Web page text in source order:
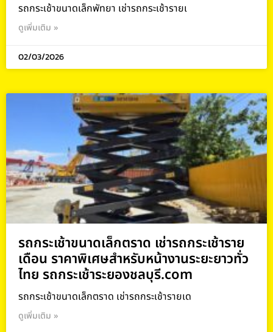
รถกระเช้าขนาดเล็กพัทยา เช่ารถกระเช้ารายเ
ดูเพิ่มเติม »
02/03/2026
รถกระเช้าขนาดเล็กตราด เช่ารถกระเช้าราย
เดือน ราคาพิเศษสำหรับหน้างานระยะยาวทั่ว
ไทย รถกระเช้าระยองชลบุรี.com
รถกระเช้าขนาดเล็กตราด เช่ารถกระเช้ารายเด
ดูเพิ่มเติม »